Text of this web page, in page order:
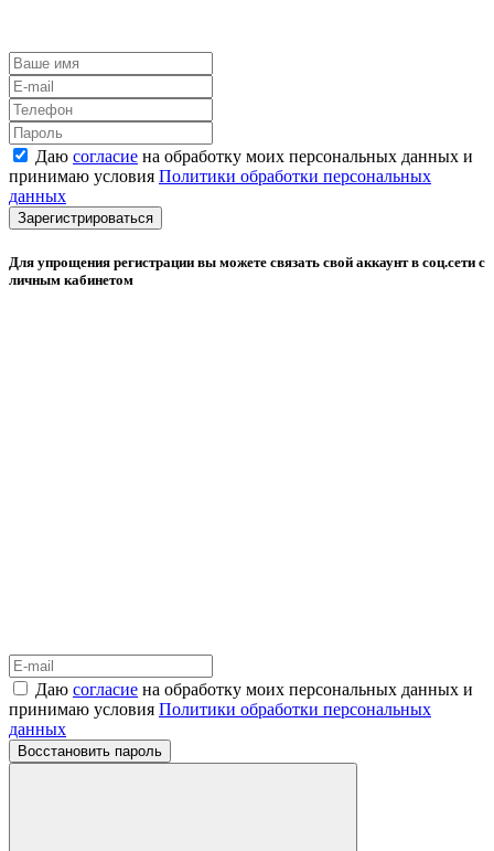
Даю согласие на обработку моих персональных данных и
принимаю условия Политики обработки персональных
данных
Зарегистрироваться
Для упрощения регистрации вы можете связать свой аккаунт в соц.сети с
личным кабинетом
Даю согласие на обработку моих персональных данных и
принимаю условия Политики обработки персональных
данных
Восстановить пароль